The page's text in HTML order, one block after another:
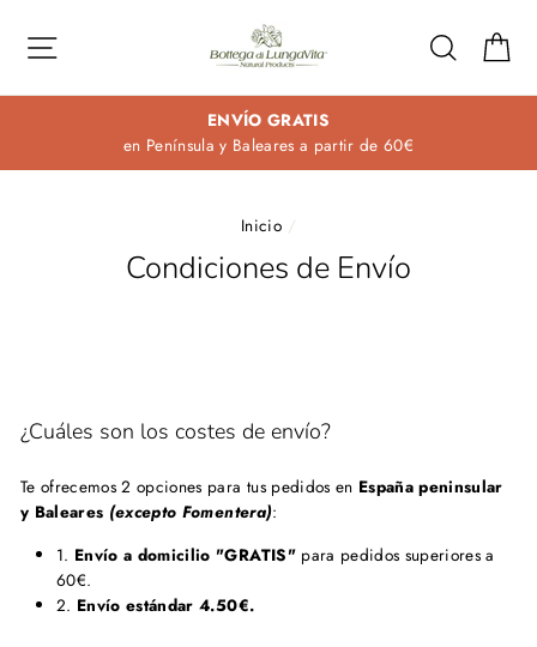
directamente
Buscar
ENVÍO GRATIS
en Península y Baleares a partir de 60€
Inicio /
Condiciones de Envío
¿Cuáles son los costes de envío?
Te ofrecemos 2 opciones para tus pedidos en España peninsular
y Baleares (excepto Fomentera):
1. Envío a domicilio "GRATIS"para pedidos superiores a
60€.
2. Envío estándar 4.50€.